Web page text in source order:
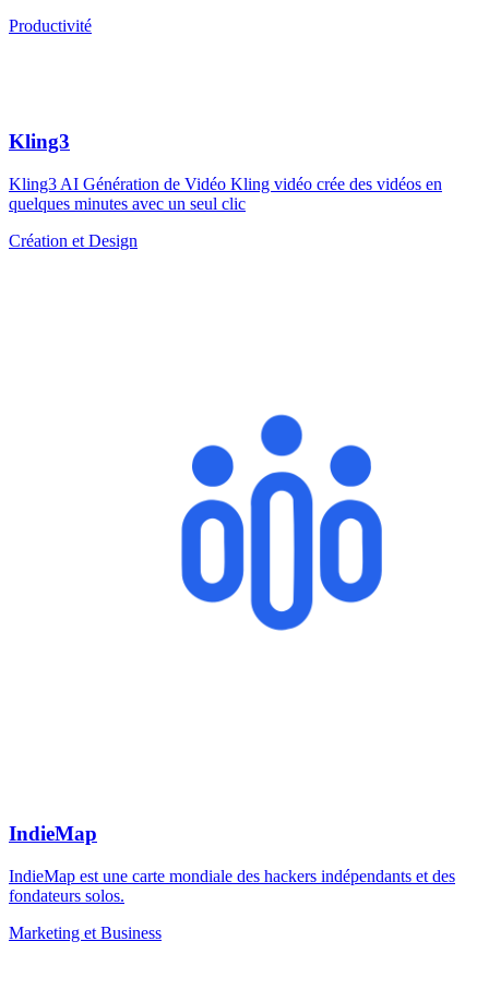
Productivité
Kling3
Kling3 AI Génération de Vidéo Kling vidéo crée des vidéos en
quelques minutes avec un seul clic
Création et Design
IndieMap
IndieMap est une carte mondiale des hackers indépendants et des
fondateurs solos.
Marketing et Business